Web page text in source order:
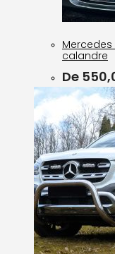
calandre
De